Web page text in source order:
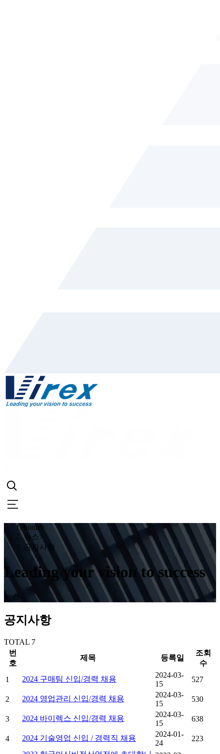
home
>
뉴스>
공지사항
Leading your vision to success
뉴스
공지사항
TOTAL 7
번
호
제목 등록일
조회
수
1
2024 구매팀 신입/경력 채용
2024-03-
15
527
2 2024 영업관리 신입/경력 채용
2024-03-
15
530
3 2024 바이렉스 신입/경력 채용
2024-03-
15
638
4 2024 기술영업 신입 / 경력직 채용
2024-01-
24
223